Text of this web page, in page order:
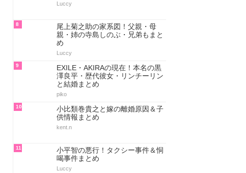
Luccy
8
尾上菊之助の家系図！父親・母
親・姉の寺島しのぶ・兄弟もまと
め
Luccy
9
EXILE・AKIRAの現在！本名の黒
澤良平・歴代彼女・リンチーリン
と結婚まとめ
piko
10
小比類巻貴之と嫁の離婚原因＆子
供情報まとめ
kent.n
11
小平智の悪行！タクシー事件＆恫
喝事件まとめ
Luccy